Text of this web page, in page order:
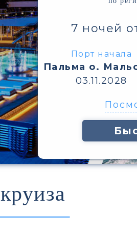
7 ночей
Порт начала
Пальма о.
03.11.2028